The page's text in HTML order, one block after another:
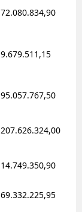
72.080.834,90
9.679.511,15
95.057.767,50
207.626.324,00
14.749.350,90
69.332.225,95